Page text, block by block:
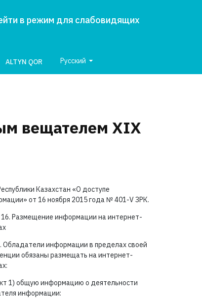
в режим для слабовидящих
ALTYN QOR Русский
вещателем XIX
Казахстан «О доступе
от 16 ноября 2015 года № 401-V ЗРК.
16. Размещение информации на интернет-
Обладатели информации в пределах своей
обязаны размещать на интернет-
1) общую информацию о деятельности
информации: